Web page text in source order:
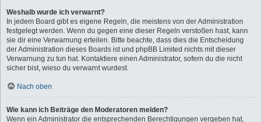
Weshalb wurde ich verwarnt?
In jedem Board gibt es eigene Regeln, die meistens von der Administration
festgelegt werden. Wenn du gegen eine dieser Regeln verstoßen hast, kann
sie dir eine Verwarnung erteilen. Bitte beachte, dass dies die Entscheidung
der Administration dieses Boards ist und phpBB Limited nichts mit dieser
Verwarnung zu tun hat. Kontaktiere einen Administrator, sofern du die nicht
sicher bist, wieso du verwarnt wurdest.
Nach oben
Wie kann ich Beiträge den Moderatoren melden?
Wenn ein Administrator die entsprechenden Berechtigungen vergeben hat,